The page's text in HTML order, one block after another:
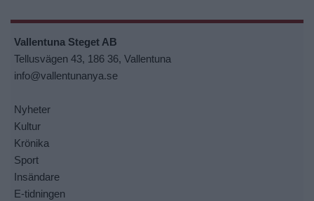
Vallentuna Steget AB
Tellusvägen 43, 186 36, Vallentuna
info@vallentunanya.se
Nyheter
Kultur
Krönika
Sport
Insändare
E-tidningen